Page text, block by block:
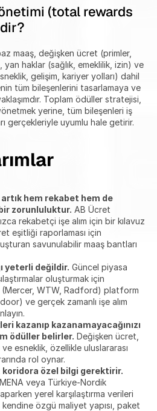
(total rewards
maaş, değişken ücret (primler,
haklar (sağlık, emeklilik, izin) ve
gelişim, kariyer yolları) dahil
tüm bileşenlerini tasarlamaya ve
Toplam ödüller stratejisi,
yerine, tüm bileşenleri iş
gerçekleriyle uyumlu hale getirir.
hem rekabet hem de
zorunluluktur. AB Ücret
rekabetçi işe alım için bir kılavuz
eşitliği raporlaması için
savunulabilir maaş bantları
yeterli değildir. Güncel piyasa
oluşturmak için
(Mercer, WTW, Radford) platform
ve gerçek zamanlı işe alım
kazanıp kazanamayacağınızı
ödüller belirler. Değişken ücret,
esneklik, özellikle uluslararası
rol oynar.
koridora özel bilgi gerektirir.
veya Türkiye-Nordik
yerel karşılaştırma verileri
özgü maliyet yapısı, paket